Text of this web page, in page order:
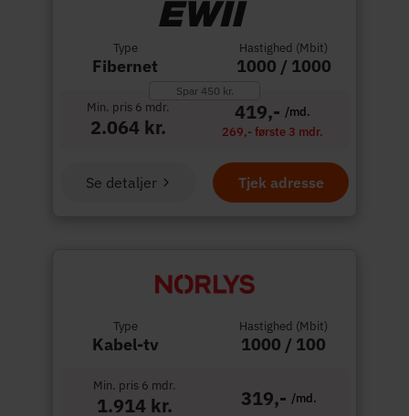
Type
Fibernet
Hastighed (Mbit)
1000 / 1000
Spar 450 kr.
Min. pris 6 mdr.
2.064 kr.
419,- /md.
269,- første 3 mdr.
Tjek adresse
Se detaljer
Type
Kabel-tv
Hastighed (Mbit)
1000 / 100
Min. pris 6 mdr.
1.914 kr. 319,- /md.